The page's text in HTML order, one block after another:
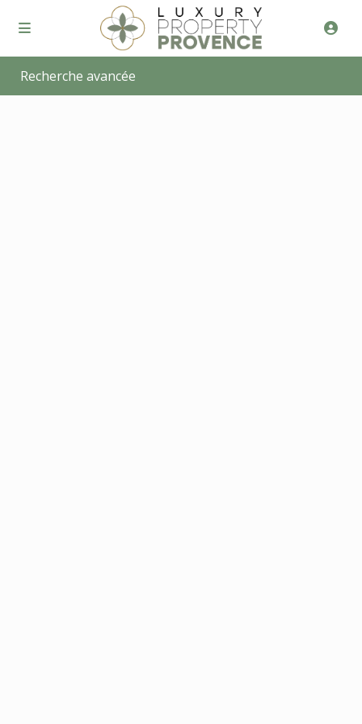
Recherche avancée